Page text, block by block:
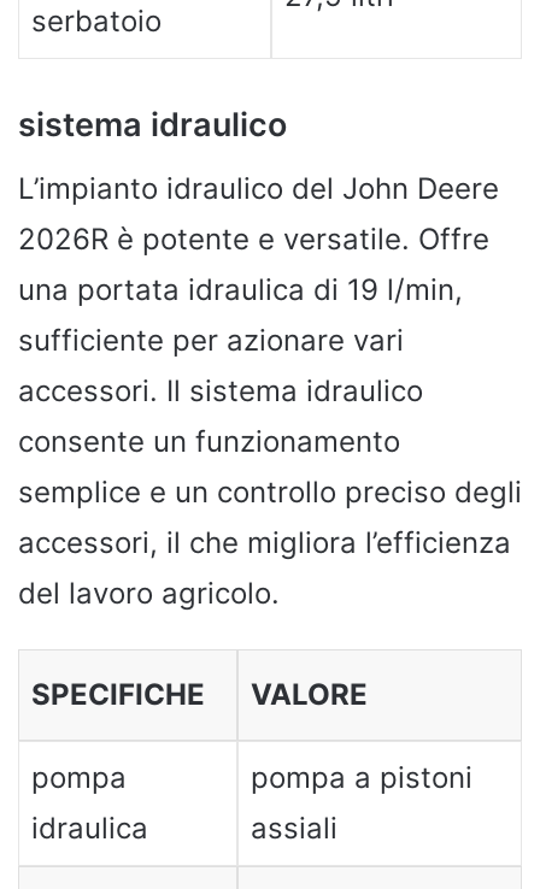
serbatoio
sistema idraulico
L’impianto idraulico del John Deere
2026R è potente e versatile. Offre
una portata idraulica di 19 l/min,
sufficiente per azionare vari
accessori. Il sistema idraulico
consente un funzionamento
semplice e un controllo preciso degli
accessori, il che migliora l’efficienza
del lavoro agricolo.
SPECIFICHE VALORE
pompa
idraulica
pompa a pistoni
assiali